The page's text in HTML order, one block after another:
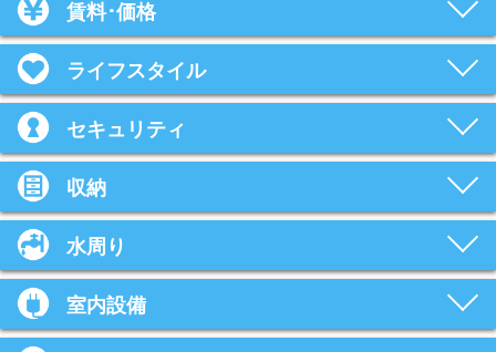
賃料･価格
ライフスタイル
セキュリティ
収納
水周り
室内設備